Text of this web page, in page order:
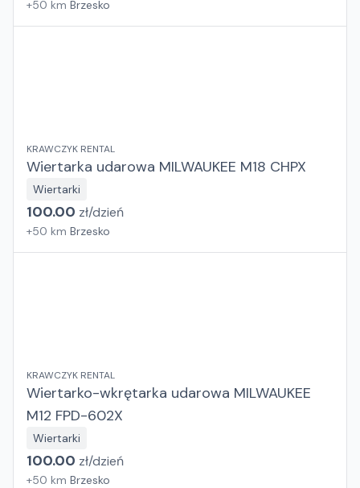
+50 km Brzesko
KRAWCZYK RENTAL
Wiertarka udarowa MILWAUKEE M18 CHPX
Wiertarki
100.00 zł/dzień
+50 km Brzesko
KRAWCZYK RENTAL
Wiertarko-wkrętarka udarowa MILWAUKEE
M12 FPD-602X
Wiertarki
100.00 zł/dzień
+50 km Brzesko